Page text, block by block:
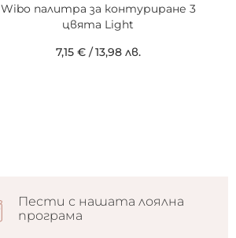
Wibo палитра за контуриране 3
цвята Light
7,15 €/13,98 лв.
Пести с нашата лоялна
програма